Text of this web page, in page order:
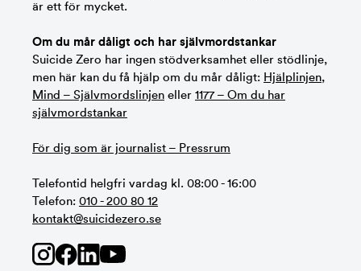
är ett för mycket.
Om du mår dåligt och har självmordstankar
Suicide Zero har ingen stödverksamhet eller stödlinje,
men här kan du få hjälp om du mår dåligt: Hjälplinjen,
Mind – Självmordslinjen eller 1177 – Om du har
självmordstankar
För dig som är journalist – Pressrum
Telefontid helgfri vardag kl. 08:00 - 16:00
Telefon: 010 - 200 80 12
kontakt@suicidezero.se